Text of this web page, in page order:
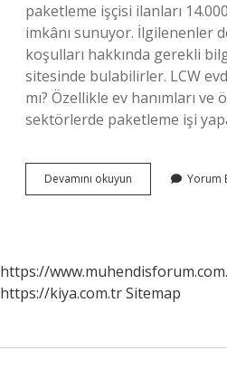
paketleme işçisi ilanları
imkânı sunuyor. İlgilenenler
koşulları hakkında gerekli
sitesinde bulabilirler. LCW
mı? Özellikle ev hanımları ve
sektörlerde paketleme işi
Devamını okuyun
Iş
Yorum
https://
https://kiya.com.trSitemap